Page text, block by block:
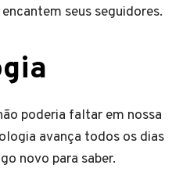
seus seguidores.
poderia faltar em nossa
avança todos os dias
novo para saber.